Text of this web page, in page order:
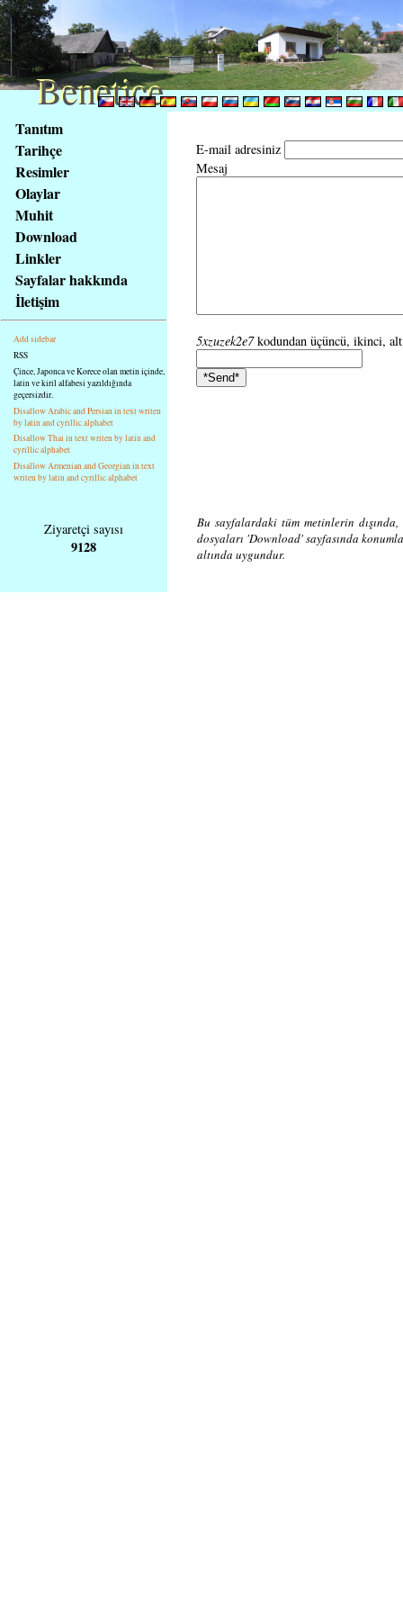
obsah
stránky
Klávesové
zkratky
tomto
webu
základní
Hlavní
strana
Tanıtım
Tarihçe
Resimler
Olaylar
Muhit
Download
Linkler
Sayfalar hakkında
İletişim
Add sidebar
RSS
Çince, Japonca ve Korece olan metin içinde,
latin ve kiril alfabesi yazıldığında
geçersizdir.
Disallow Arabic and Persian in text writen
by latin and cyrillic alphabet
Disallow Thai in text writen by latin and
cyrillic alphabet
Disallow Armenian and Georgian in text
writen by latin and cyrillic alphabet
E-mail adresiniz
Mesaj
5xzuzek2e7kodundan üçüncü, ikinci,
Ziyaretçi sayısı
9128
Bu sayfalardaki tüm metinlerin
dosyaları 'Download' sayfasında
altında uygundur.
Benetice
Benetice